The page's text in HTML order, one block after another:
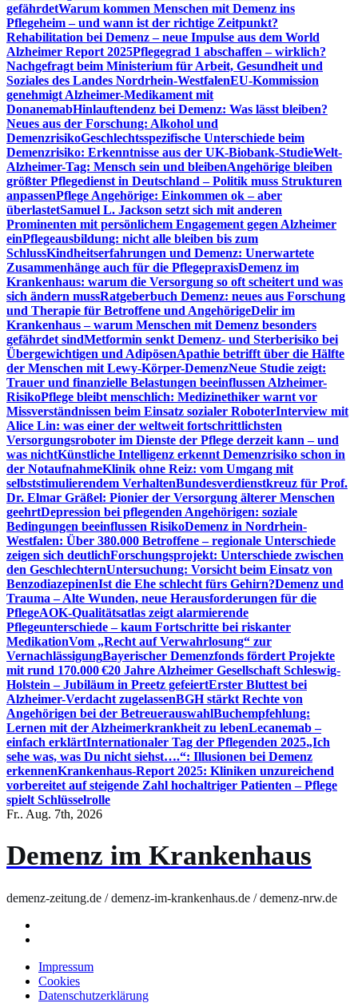
gefährdetWarum kommen Menschen mit Demenz ins
Pflegeheim – und wann ist der richtige Zeitpunkt?
Rehabilitation bei Demenz – neue Impulse aus dem World
Alzheimer Report 2025Pflegegrad 1 abschaffen – wirklich?
Nachgefragt beim Ministerium für Arbeit, Gesundheit und
Soziales des Landes Nordrhein-WestfalenEU-Kommission
genehmigt Alzheimer-Medikament mit
DonanemabHinlauftendenz bei Demenz: Was lässt bleiben?
Neues aus der Forschung: Alkohol und
DemenzrisikoGeschlechtsspezifische Unterschiede beim
Demenzrisiko: Erkenntnisse aus der UK-Biobank-StudieWelt-
Alzheimer-Tag: Mensch sein und bleibenAngehörige bleiben
größter Pflegedienst in Deutschland – Politik muss Strukturen
anpassenPflege Angehörige: Einkommen ok – aber
überlastetSamuel L. Jackson setzt sich mit anderen
Prominenten mit persönlichem Engagement gegen Alzheimer
einPflegeausbildung: nicht alle bleiben bis zum
SchlussKindheitserfahrungen und Demenz: Unerwartete
Zusammenhänge auch für die PflegepraxisDemenz im
Krankenhaus: warum die Versorgung so oft scheitert und was
sich ändern mussRatgeberbuch Demenz: neues aus Forschung
und Therapie für Betroffene und AngehörigeDelir im
Krankenhaus – warum Menschen mit Demenz besonders
gefährdet sindMetformin senkt Demenz- und Sterberisiko bei
Übergewichtigen und AdipösenApathie betrifft über die Hälfte
der Menschen mit Lewy-Körper-DemenzNeue Studie zeigt:
Trauer und finanzielle Belastungen beeinflussen Alzheimer-
RisikoPflege bleibt menschlich: Medizinethiker warnt vor
Missverständnissen beim Einsatz sozialer RoboterInterview mit
Alice Lin: was einer der weltweit fortschrittlichsten
Versorgungsroboter im Dienste der Pflege derzeit kann – und
was nichtKünstliche Intelligenz erkennt Demenzrisiko schon in
der NotaufnahmeKlinik ohne Reiz: vom Umgang mit
selbststimulierendem VerhaltenBundesverdienstkreuz für Prof.
Dr. Elmar Gräßel: Pionier der Versorgung älterer Menschen
geehrtDepression bei pflegenden Angehörigen: soziale
Bedingungen beeinflussen RisikoDemenz in Nordrhein-
Westfalen: Über 380.000 Betroffene – regionale Unterschiede
zeigen sich deutlichForschungsprojekt: Unterschiede zwischen
den GeschlechternUntersuchung: Vorsicht beim Einsatz von
BenzodiazepinenIst die Ehe schlecht fürs Gehirn?Demenz und
Trauma – Alte Wunden, neue Herausforderungen für die
PflegeAOK-Qualitätsatlas zeigt alarmierende
Pflegeunterschiede – kaum Fortschritte bei riskanter
MedikationVom „Recht auf Verwahrlosung“ zur
VernachlässigungBayerischer Demenzfonds fördert Projekte
mit rund 170.000 €20 Jahre Alzheimer Gesellschaft Schleswig-
Holstein – Jubiläum in Preetz gefeiertErster Bluttest bei
Alzheimer-Verdacht zugelassenBGH stärkt Rechte von
Angehörigen bei der BetreuerauswahlBuchempfehlung:
Lernen mit der Alzheimerkrankheit zu lebenLecanemab –
einfach erklärtInternationaler Tag der Pflegenden 2025„Ich
sehe was, was Du nicht siehst….“: Illusionen bei Demenz
erkennenKrankenhaus-Report 2025: Kliniken unzureichend
vorbereitet auf steigende Zahl hochaltriger Patienten – Pflege
spielt Schlüsselrolle
Fr.. Aug. 7th, 2026
Demenz im Krankenhaus
demenz-zeitung.de / demenz-im-krankenhaus.de / demenz-nrw.de
Impressum
Cookies
Datenschutzerklärung